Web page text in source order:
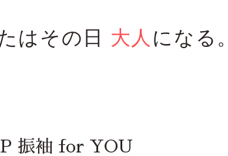
はその日 大人 になる。
振袖 for YOU